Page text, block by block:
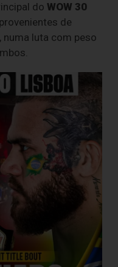
doWOW 30
de
luta com peso